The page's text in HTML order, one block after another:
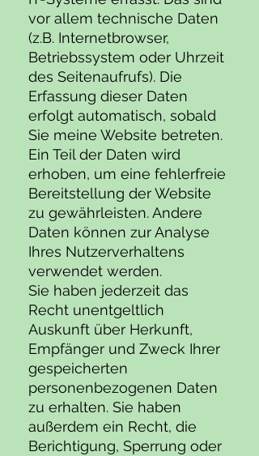
vor allem technische Daten
(z.B. Internetbrowser,
Betriebssystem oder Uhrzeit
des Seitenaufrufs). Die
Erfassung dieser Daten
erfolgt automatisch, sobald
Sie meine Website betreten.
Ein Teil der Daten wird
erhoben, um eine fehlerfreie
Bereitstellung der Website
zu gewährleisten. Andere
Daten können zur Analyse
Ihres Nutzerverhaltens
verwendet werden.
Sie haben jederzeit das
Recht unentgeltlich
Auskunft über Herkunft,
Empfänger und Zweck Ihrer
gespeicherten
personenbezogenen Daten
zu erhalten. Sie haben
außerdem ein Recht, die
Berichtigung, Sperrung oder